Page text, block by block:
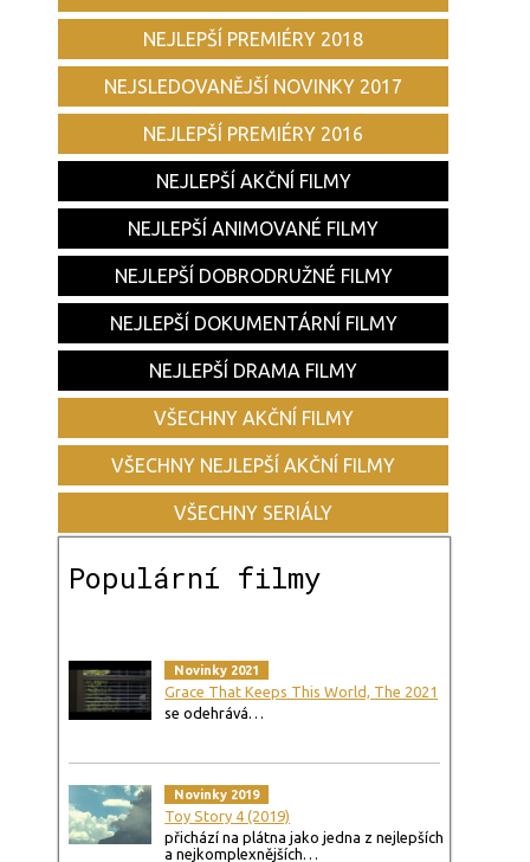
NEJLEPŠÍ PREMIÉRY 2018
NEJSLEDOVANĚJŠÍ NOVINKY 2017
NEJLEPŠÍ PREMIÉRY 2016
NEJLEPŠÍ AKČNÍ FILMY
NEJLEPŠÍ ANIMOVANÉ FILMY
NEJLEPŠÍ DOBRODRUŽNÉ FILMY
NEJLEPŠÍ DOKUMENTÁRNÍ FILMY
NEJLEPŠÍ DRAMA FILMY
VŠECHNY AKČNÍ FILMY
VŠECHNY NEJLEPŠÍ AKČNÍ FILMY
VŠECHNY SERIÁLY
Populární filmy
Novinky 2021
Grace That Keeps This World, The 2021
se odehrává…
Novinky 2019
Toy Story 4 (2019)
přichází na plátna jako jedna z nejlepších
a nejkomplexnějších…